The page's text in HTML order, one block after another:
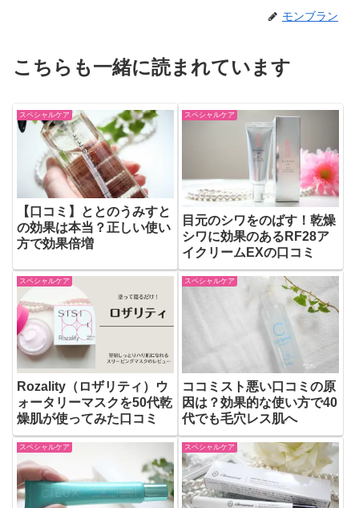
モンブラン
こちらも一緒に読まれています
スペシャルケア
【口コミ】ととのうみすと
の効果は本当？正しい使い
方で効果倍増
スペシャルケア
目元のシワをのばす！乾燥
シワに効果のあるRF28ア
イクリームEXの口コミ
スペシャルケア
Rozality（ロザリティ）ウ
ォータリーマスクを50代乾
燥肌が使ってみた口コミ
スペシャルケア
ココミスト悪い口コミの原
因は？効果的な使い方で40
代でも毛穴レス肌へ
スペシャルケア スペシャルケア